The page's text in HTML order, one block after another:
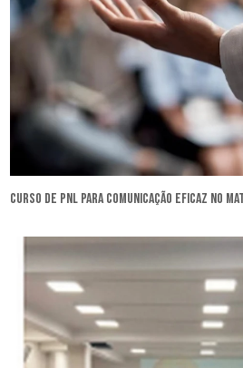
curso de pnl para comunicação eficaz no